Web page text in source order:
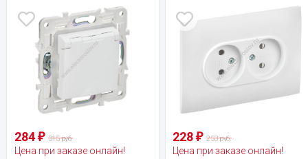
284 ₽ 315 руб.
Цена при заказе онлайн!
228₽ 253 руб.
Цена при заказе онлайн!